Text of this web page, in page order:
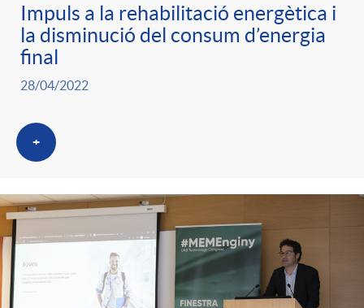
Impuls a la rehabilitació energètica i
la disminució del consum d’energia
final
28/04/2022
+